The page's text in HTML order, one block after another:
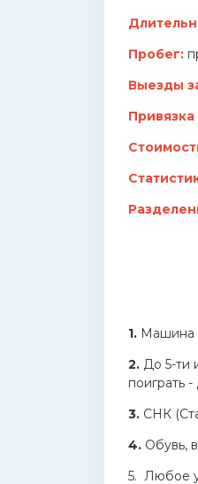
Пробег:
Выезды
1. Машина
2. До 5-ти
поиграть
3. СНК
4. Обувь,
5. Любое